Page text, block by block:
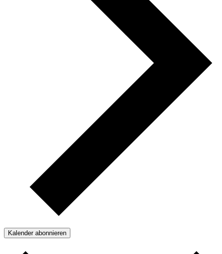
Kalender abonnieren